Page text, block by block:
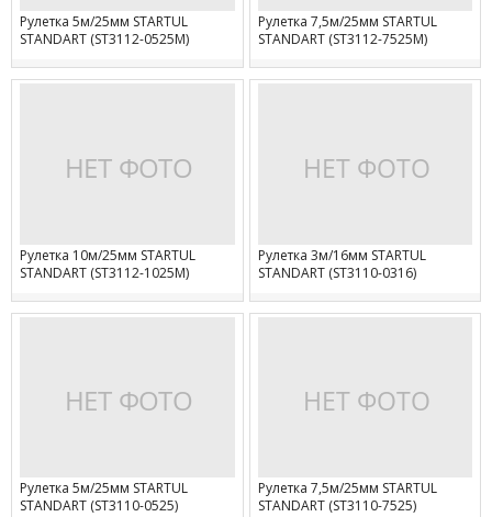
Рулетка 5м/25мм STARTUL
STANDART (ST3112-0525M)
Рулетка 7,5м/25мм STARTUL
STANDART (ST3112-7525M)
Рулетка 10м/25мм STARTUL
STANDART (ST3112-1025M)
Рулетка 3м/16мм STARTUL
STANDART (ST3110-0316)
Рулетка 5м/25мм STARTUL
STANDART (ST3110-0525)
Рулетка 7,5м/25мм STARTUL
STANDART (ST3110-7525)